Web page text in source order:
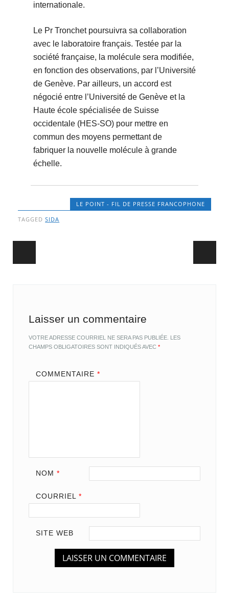
internationale.
Le Pr Tronchet poursuivra sa collaboration
avec le laboratoire français. Testée par la
société française, la molécule sera modifiée,
en fonction des observations, par l’Université
de Genève. Par ailleurs, un accord est
négocié entre l’Université de Genève et la
Haute école spécialisée de Suisse
occidentale (HES-SO) pour mettre en
commun des moyens permettant de
fabriquer la nouvelle molécule à grande
échelle.
LE POINT - FIL DE PRESSE FRANCOPHONE
TAGGEDSIDA
Post navigation
Laisser un commentaire
VOTRE ADRESSE COURRIEL NE SERA PAS PUBLIÉE. LES
CHAMPS OBLIGATOIRES SONT INDIQUÉS AVEC*
COMMENTAIRE *
NOM *
COURRIEL *
SITE WEB